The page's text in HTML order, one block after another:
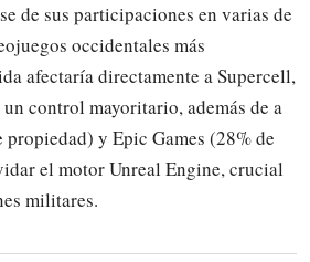
de sus participaciones en varias de
occidentales más
afectaría directamente a Supercell,
control mayoritario, además de a
propiedad) y Epic Games (28% de
el motor Unreal Engine, crucial
militares.